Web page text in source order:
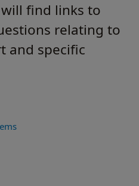
find links to
relating to
and specific